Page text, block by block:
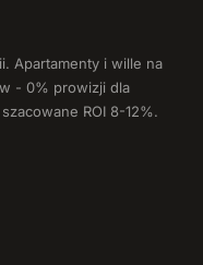
Apartamenty i wille na
- 0% prowizji dla
ROI 8-12%.